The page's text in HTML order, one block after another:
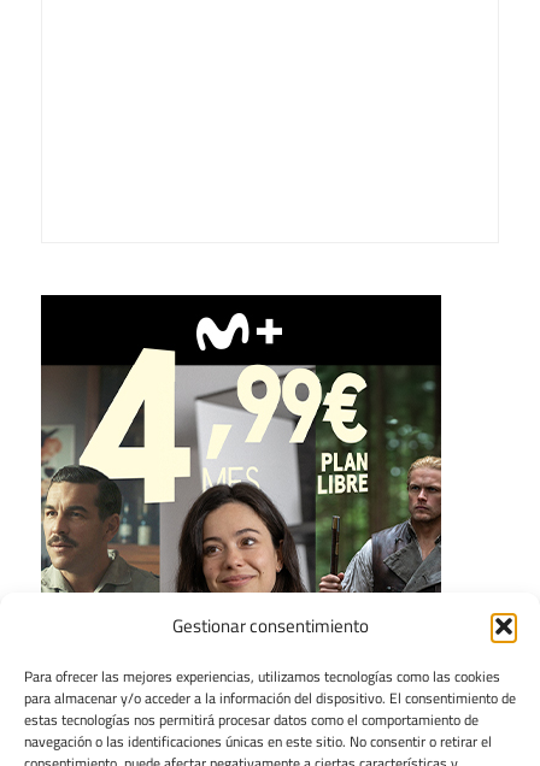
Gestionar consentimiento
Para ofrecer las mejores experiencias, utilizamos tecnologías como las cookies
para almacenar y/o acceder a la información del dispositivo. El consentimiento de
estas tecnologías nos permitirá procesar datos como el comportamiento de
navegación o las identificaciones únicas en este sitio. No consentir o retirar el